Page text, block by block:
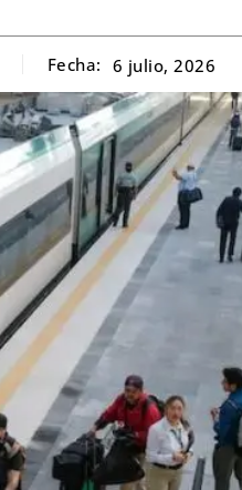
Fecha: 6 julio, 2026